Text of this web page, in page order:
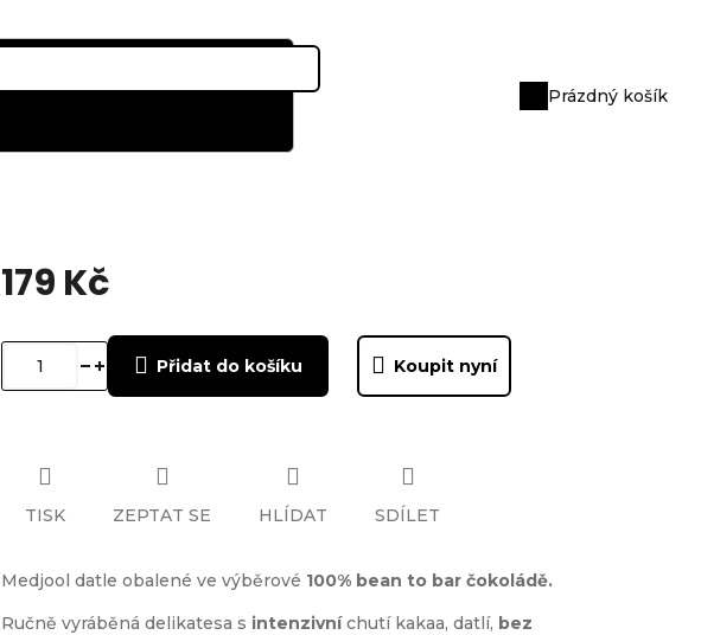
Nákupní
Prázdný košík
179 Kč
cena:
Přidat do košíku Koupit nyní
Medjool datle obalené ve výběrové 100% bean to bar čokoládě.
Ručně vyráběná delikatesa s intenzivníchutí kakaa, datlí, bez
TISK ZEPTAT SE HLÍDAT SDÍLET